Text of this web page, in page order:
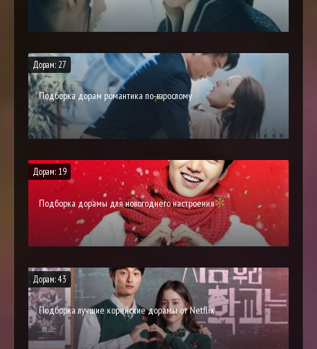
Дорам: 27
Подборка дорам романтика по-взрослому
Дорам: 19
Подборка дорамы для новогоднего настроения
Дорам: 43
Подборка лучшие корейские дорамы от Netflix